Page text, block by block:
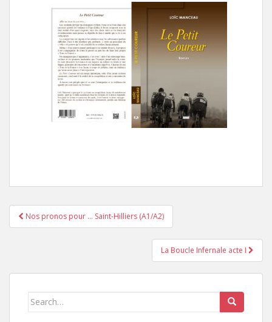
Pagination d'article
Nos pronos pour … Saint-Hilliers (A1/A2)
La Boucle Infernale acte I
Search for: